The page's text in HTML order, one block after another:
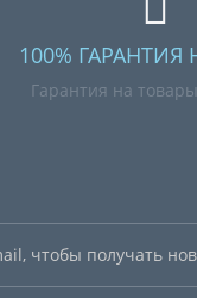
100% ГАРАНТИЯ
Гарантия на